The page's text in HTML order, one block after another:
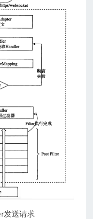
发送请求